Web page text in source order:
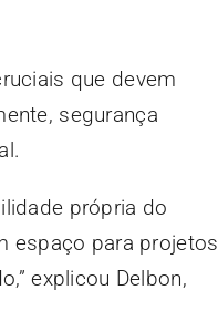
que devem
segurança
própria do
espaço para projetos
explicou Delbon,